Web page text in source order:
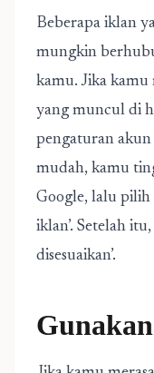
Beberapa iklan
mungkin
kamu. Jika kamu
yang muncul di
pengaturan
mudah, kamu
Google, lalu pilih
iklan’. Setelah
disesuaikan’.